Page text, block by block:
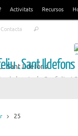
Activitats Recursos
Contacta Search
. Sant Ildefons
als barris de Sanfeliu i
25